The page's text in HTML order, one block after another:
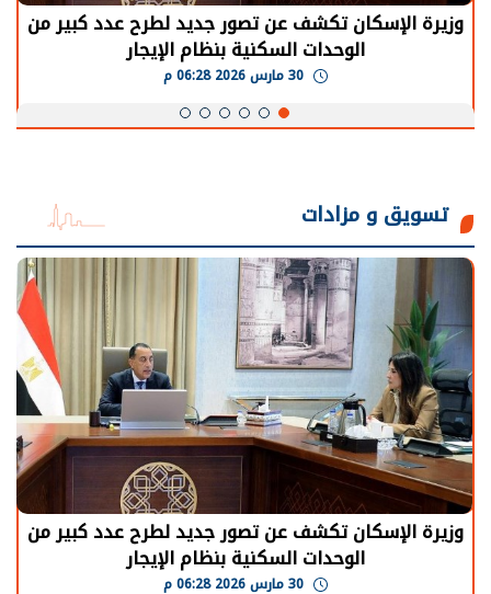
الرئيس السيسي: توقف الأنشطة في قطاع الطاقة
يحتاج إلى سنوات لعودة معدلات الإنتاج الطبيعية
تسويق و مزادات
الرئيس السيسي: توقف الأنشطة في قطاع الطاقة
يحتاج إلى سنوات لعودة معدلات الإنتاج الطبيعية